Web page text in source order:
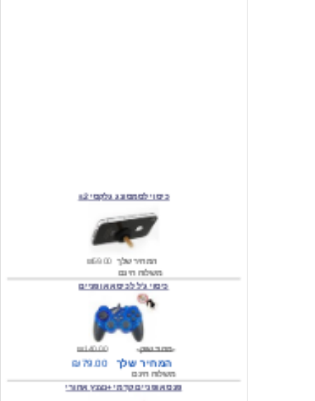
₪59.00
המחיר שלך
משלוח חינם
כיסוי ג'ל לכיסא אופניים
₪140.00 מחיר שוק
₪79.00 המחיר שלך
משלוח חינם
פנס אופניים קדמי +נצנץ אחורי